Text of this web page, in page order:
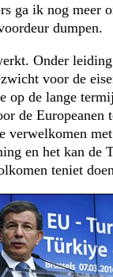
ga ik nog meer
dumpen.
Onder
voor de
op de lange
de
verwelkomen
en het kan de
teniet